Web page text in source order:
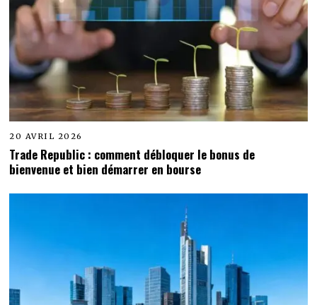
20 AVRIL 2026
Trade Republic : comment débloquer le bonus de
bienvenue et bien démarrer en bourse